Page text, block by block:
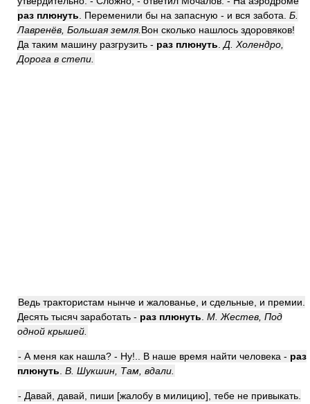
раз плюнуть . Переменили бы на запасную - и вся забота. Б.
Лавренёв, Большая земля. Вон сколько нашлось здоровяков!
Да таким машину разгрузить - раз плюнуть Д. Холендро,
Дорога в степи.
Ведь трактористам нынче и жалованье, и сдельные, и премии.
Десять тысяч заработать - раз плюнуть М. Жестев, Под
одной крышей.
- А меня как нашла? - Ну!.. В наше время найти человека - раз
плюнуть В. Шукшин, Там, вдали.
- Давай, давай, пиши [жалобу в милицию], тебе не привыкать.